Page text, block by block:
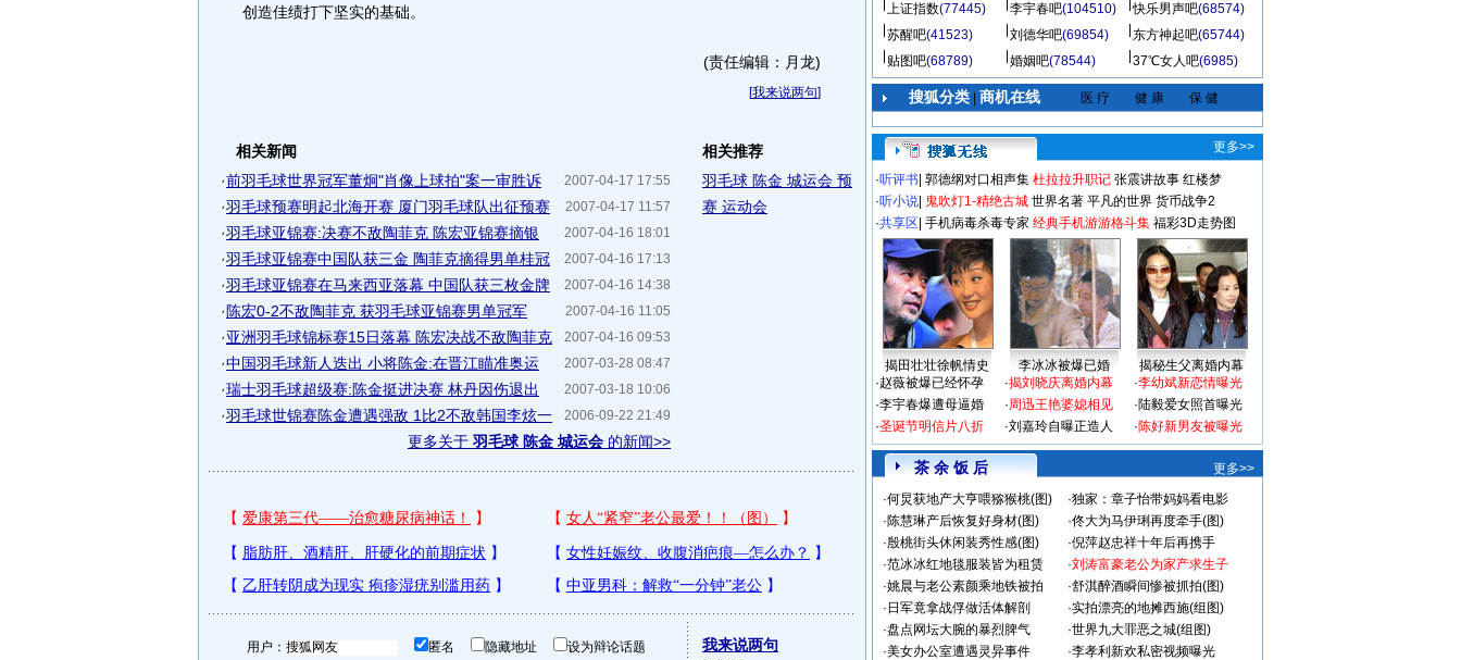
创造佳绩打下坚实的基础。
(责任编辑：月龙)
[我来说两句]
相关新闻
2007-04-17 17:55
·前羽毛球世界冠军董炯"肖像上球拍"案一审胜诉
2007-04-17 11:57
·羽毛球预赛明起北海开赛 厦门羽毛球队出征预赛
2007-04-16 18:01
·羽毛球亚锦赛:决赛不敌陶菲克 陈宏亚锦赛摘银
2007-04-16 17:13
·羽毛球亚锦赛中国队获三金 陶菲克摘得男单桂冠
2007-04-16 14:38
·羽毛球亚锦赛在马来西亚落幕 中国队获三枚金牌
2007-04-16 11:05
· 陈宏0-2不敌陶菲克 获羽毛球亚锦赛男单冠军
2007-04-16 09:53
·亚洲羽毛球锦标赛15日落幕 陈宏决战不敌陶菲克
2007-03-28 08:47
·中国羽毛球新人迭出 小将陈金:在晋江瞄准奥运
2007-03-18 10:06
·瑞士羽毛球超级赛:陈金挺进决赛 林丹因伤退出
2006-09-22 21:49
·羽毛球世锦赛陈金遭遇强敌 1比2不敌韩国李炫一
更多关于 羽毛球 陈金 城运会 的新闻>>
相关推荐
羽毛球 陈金 城运会 预
赛 运动会
用户： 匿名 隐藏地址 设为辩论话题 我来说两句
上证指数(77445) 李宇春吧(104510) 快乐男声吧(68574)
苏醒吧(41523) 刘德华吧(69854) 东方神起吧(65744)
贴图吧(68789) 婚姻吧(78544) 37℃女人吧(6985)
搜狐分类| 商机在线 医 疗 健 康 保 健
更多>>
·听评书 郭德纲对口相声集 杜拉拉升职记 张震讲故事 红楼梦
·听小说 鬼吹灯1-精绝古城 世界名著 平凡的世界 货币战争2
·共享区 手机病毒杀毒专家 经典手机游游格斗集 福彩3D走势图
揭田壮壮徐帆情史 李冰冰被爆已婚
揭秘生父离婚内幕
·赵薇被爆已经怀孕
·李宇春爆遭母逼婚
·圣诞节明信片八折
·揭刘晓庆离婚内幕
·周迅王艳婆媳相见
·刘嘉玲自曝正造人
·李幼斌新恋情曝光
·陆毅爱女照首曝光
·陈好新男友被曝光
茶 余 饭 后
更多>>
·何炅获地产大亨喂猕猴桃(图) ·独家：章子怡带妈妈看电影
·陈慧琳产后恢复好身材(图) ·佟大为马伊琍再度牵手(图)
·殷桃街头休闲装秀性感(图) ·倪萍赵忠祥十年后再携手
·范冰冰红地毯服装皆为租赁 ·刘涛富豪老公为家产求生子
·姚晨与老公素颜乘地铁被拍 ·舒淇醉酒瞬间惨被抓拍(图)
· 日军竟拿战俘做活体解剖 ·实拍漂亮的地摊西施(组图)
·盘点网坛大腕的暴烈脾气 ·世界九大罪恶之城(组图)
·美女办公室遭遇灵异事件 ·李孝利新欢私密视频曝光